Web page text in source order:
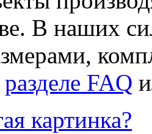
В наших
разделе FAQ
картинка?